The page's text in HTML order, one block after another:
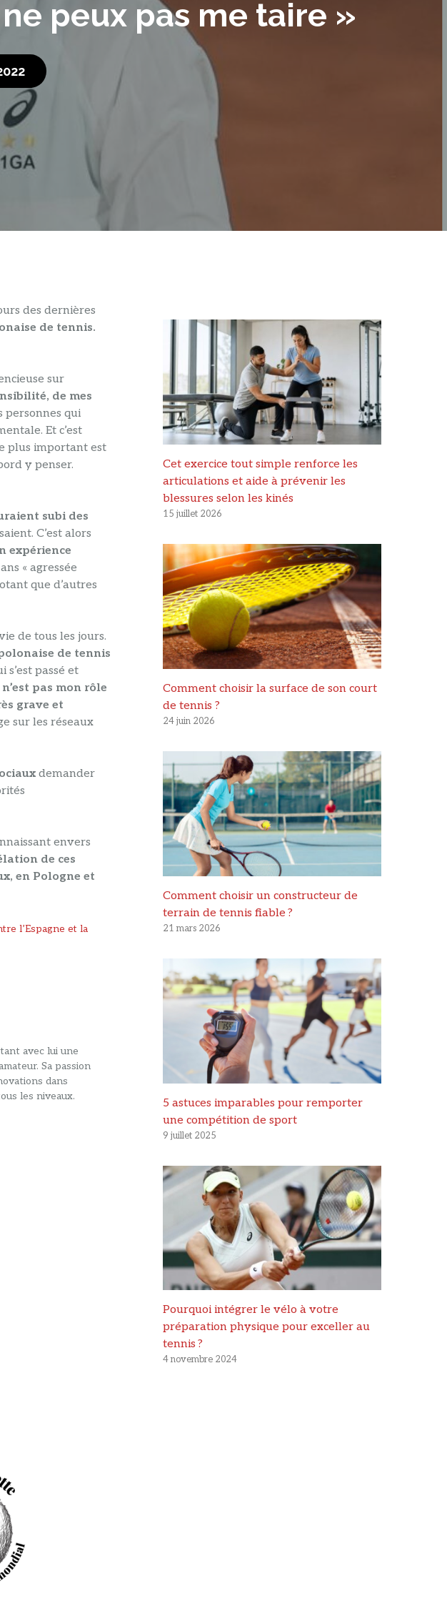
peux pas me taire »
des dernières
de tennis.
sur
de mes
personnes qui
Et c’est
plus important est
y penser.
subi des
C’est alors
expérience
« agressée
que d’autres
de tous les jours.
de tennis
passé et
n’est pas mon rôle
grave et
sur les réseaux
demander
envers
de ces
en Pologne et
l’Espagne et la
avec lui une
Sa passion
dans
les niveaux.
Cet exercice tout simple renforce les
articulations et aide à prévenir les
blessures selon les kinés
15 juillet 2026
Comment choisir la surface de son court
de tennis ?
24 juin 2026
Comment choisir un constructeur de
terrain de tennis fiable ?
21 mars 2026
5 astuces imparables pour remporter
une compétition de sport
9 juillet 2025
Pourquoi intégrer le vélo à votre
préparation physique pour exceller au
tennis ?
4 novembre 2024